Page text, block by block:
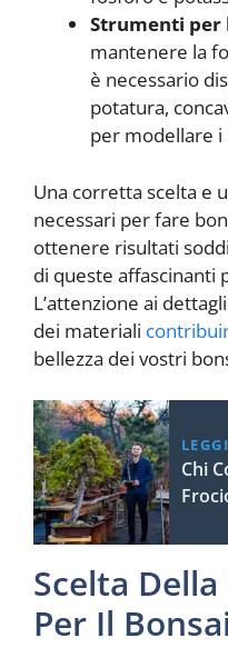
Strumenti per
mantenere la
è necessario
potatura,
per modellare i
Una corretta scelta e
necessari per fare
ottenere risultati
di queste affascinanti
L’attenzione ai
dei materiali
bellezza dei vostri
LEGGI
Chi
Scelta
Per Il Bonsai